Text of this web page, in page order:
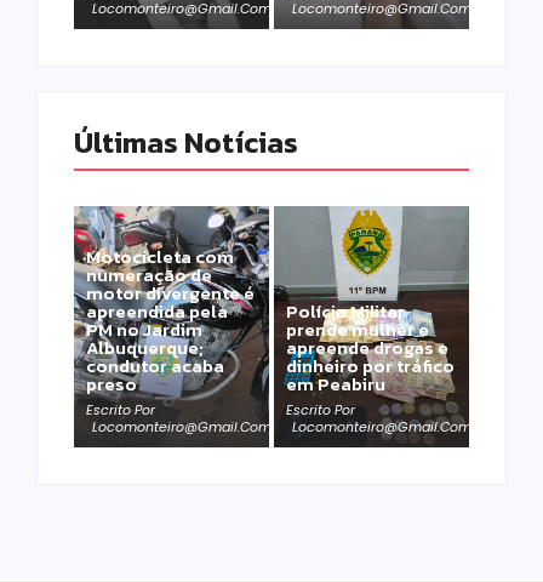
Locomonteiro@gmail.com
Locomonteiro@gmail.com
Últimas Notícias
Motocicleta com
numeração de
motor divergente é
apreendida pela
PM no Jardim
Albuquerque;
condutor acaba
preso
Escrito Por
Locomonteiro@gmail.com
Polícia Militar
prende mulher e
apreende drogas e
dinheiro por tráfico
em Peabiru
Escrito Por
Locomonteiro@gmail.com